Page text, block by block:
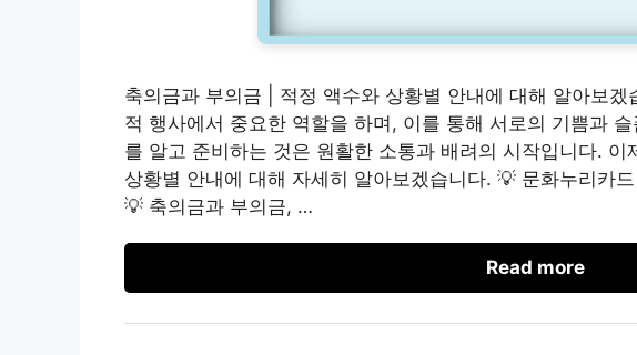
축의금과 부의금 | 적정 액수와 상황별 안내에 대해 알아보겠
적 행사에서 중요한 역할을 하며, 이를 통해 서로의 기쁨과
를 알고 준비하는 것은 원활한 소통과 배려의 시작입니다.
상황별 안내에 대해 자세히 알아보겠습니다. 💡 문화누리카
💡 축의금과 부의금, …
Read more